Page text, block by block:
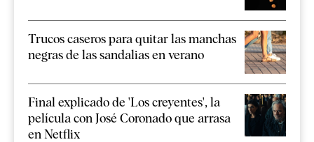
Trucos caseros para quitar las manchas
negras de las sandalias en verano
Final explicado de 'Los creyentes', la
película con José Coronado que arrasa
en Netflix